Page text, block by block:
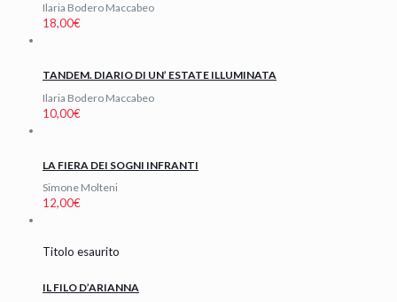
Ilaria Bodero Maccabeo
18,00€
TANDEM. DIARIO DI UN’ ESTATE ILLUMINATA
Ilaria Bodero Maccabeo
10,00€
LA FIERA DEI SOGNI INFRANTI
Simone Molteni
12,00€
Titolo esaurito
IL FILO D’ARIANNA